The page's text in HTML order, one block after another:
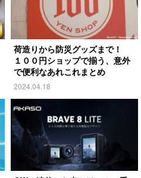
荷造りから防災グッズまで！
１００円ショップで揃う、意外
で便利なあれこれまとめ
2024.04.18